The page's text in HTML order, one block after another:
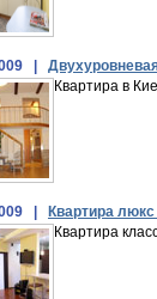
|
Квартира в
|
Квартира
Квартира